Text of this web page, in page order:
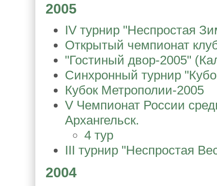
2005
IV турнир "Неспростая
Открытый чемпионат
"Гостиный двор-2005"
Синхронный турнир
Кубок Метрополии-2005
V Чемпионат России
Архангельск.
4 тур
III турнир "Неспростая
2004